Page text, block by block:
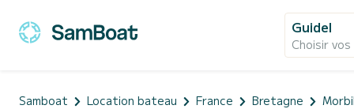
Guidel
Choisir
Samboat Location bateau France Bretagne